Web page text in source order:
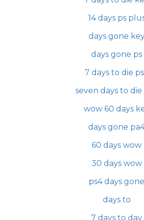
14 days ps
days gone
days gone ps
7 days to die
seven days to die
wow 60 days
days gone
60 days wow
30 days wow
ps4 days gone
days to
7 days to day